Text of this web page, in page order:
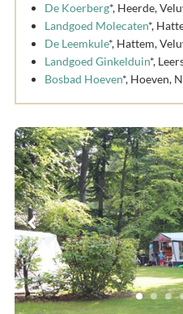
De Koerberg*, Heerde,
Landgoed Molecaten*,
De Leemkule*, Hattem,
Landgoed Ginkelduin*,
Bosbad Hoeven*, Hoeven,